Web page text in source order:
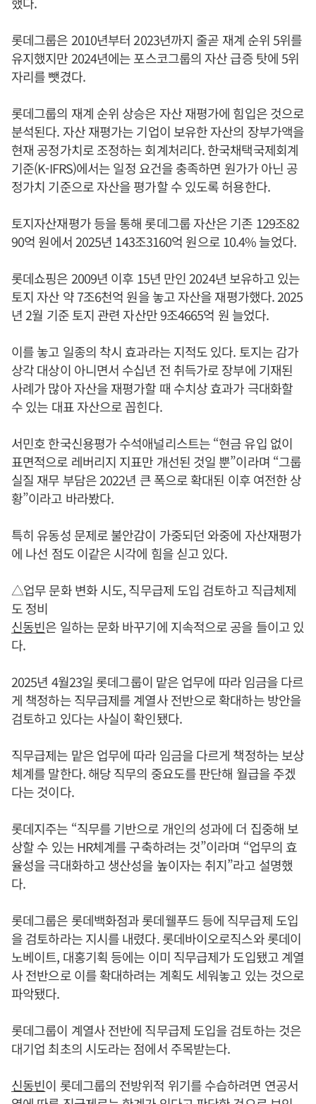
롯데그룹은 2010년부터 2023년까지 줄곧 재계 순위 5위를
유지했지만 2024년에는 포스코그룹의 자산 급증 탓에 5위
자리를 뺏겼다.
롯데그룹의 재계 순위 상승은 자산 재평가에 힘입은 것으로
분석된다. 자산 재평가는 기업이 보유한 자산의 장부가액을
현재 공정가치로 조정하는 회계처리다. 한국채택국제회계
기준(K-IFRS)에서는 일정 요건을 충족하면 원가가 아닌 공
정가치 기준으로 자산을 평가할 수 있도록 허용한다.
토지자산재평가 등을 통해 롯데그룹 자산은 기존 129조82
90억 원에서 2025년 143조3160억 원으로 10.4% 늘었다.
롯데쇼핑은 2009년 이후 15년 만인 2024년 보유하고 있는
토지 자산 약 7조6천억 원을 놓고 자산을 재평가했다. 2025
년 2월 기준 토지 관련 자산만 9조4665억 원 늘었다.
이를 놓고 일종의 착시 효과라는 지적도 있다. 토지는 감가
상각 대상이 아니면서 수십년 전 취득가로 장부에 기재된
사례가 많아 자산을 재평가할 때 수치상 효과가 극대화할
수 있는 대표 자산으로 꼽힌다.
서민호 한국신용평가 수석애널리스트는 “현금 유입 없이
표면적으로 레버리지 지표만 개선된 것일 뿐”이라며 “그룹
실질 재무 부담은 2022년 큰 폭으로 확대된 이후 여전한 상
황”이라고 바라봤다.
특히 유동성 문제로 불안감이 가중되던 와중에 자산재평가
에 나선 점도 이같은 시각에 힘을 싣고 있다.
△업무 문화 변화 시도, 직무급제 도입 검토하고 직급체제
도 정비
신동빈은 일하는 문화 바꾸기에 지속적으로 공을 들이고 있
다.
2025년 4월23일 롯데그룹이 맡은 업무에 따라 임금을 다르
게 책정하는 직무급제를 계열사 전반으로 확대하는 방안을
검토하고 있다는 사실이 확인됐다.
직무급제는 맡은 업무에 따라 임금을 다르게 책정하는 보상
체계를 말한다. 해당 직무의 중요도를 판단해 월급을 주겠
다는 것이다.
롯데지주는 “직무를 기반으로 개인의 성과에 더 집중해 보
상할 수 있는 HR체계를 구축하려는 것”이라며 “업무의 효
율성을 극대화하고 생산성을 높이자는 취지”라고 설명했
다.
롯데그룹은 롯데백화점과 롯데웰푸드 등에 직무급제 도입
을 검토하라는 지시를 내렸다. 롯데바이오로직스와 롯데이
노베이트, 대홍기획 등에는 이미 직무급제가 도입됐고 계열
사 전반으로 이를 확대하려는 계획도 세워놓고 있는 것으로
파악됐다.
롯데그룹이 계열사 전반에 직무급제 도입을 검토하는 것은
대기업 최초의 시도라는 점에서 주목받는다.
신동빈이 롯데그룹의 전방위적 위기를 수습하려면 연공서